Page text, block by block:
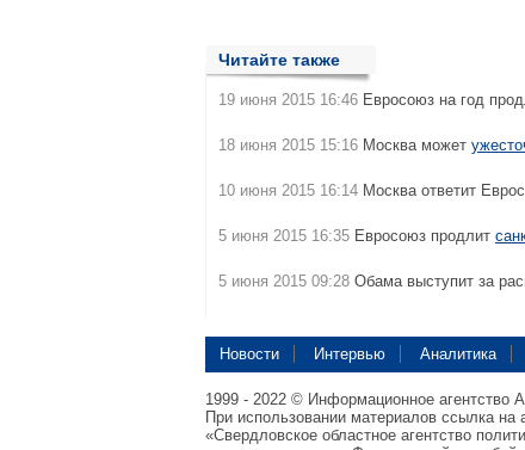
Читайте также
19 июня 2015 16:46 Евросоюз на год
18 июня 2015 15:16 Москва может
10 июня 2015 16:14 Москва ответит
5 июня 2015 16:35 Евросоюз продлит
5 июня 2015 09:28 Обама выступит за
Новости Интервью Аналитика
1999 - 2022 © Информационное агентство
При использовании материалов ссылка на
«Свердловское областное агентство